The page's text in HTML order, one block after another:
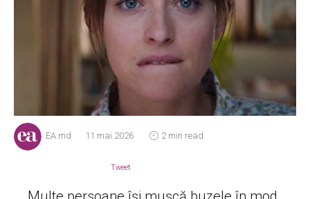
EA.md 11 mai 2026 2 min read
Tweet